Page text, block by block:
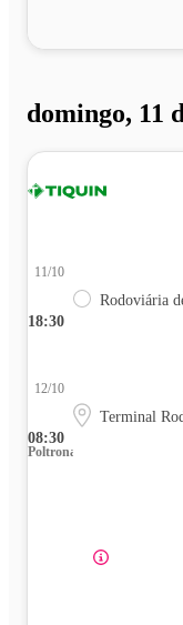
domingo, 11
18:30
11/10
Rodoviária
08:30
12/10
Terminal
Poltrona